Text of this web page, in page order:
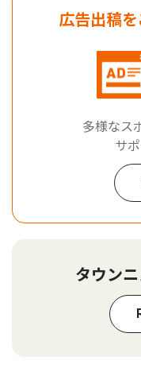
広告出稿
多様なス
サ
タウン